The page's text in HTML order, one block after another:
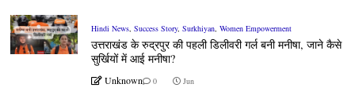
Hindi News, Success Story, Surkhiyan, Women Empowerment
उत्तराखंड के रुद्रपुर की पहली डिलीवरी गर्ल बनी मनीषा, जाने कैसे
सुर्खियों में आई मनीषा?
Unknown 0 Jun